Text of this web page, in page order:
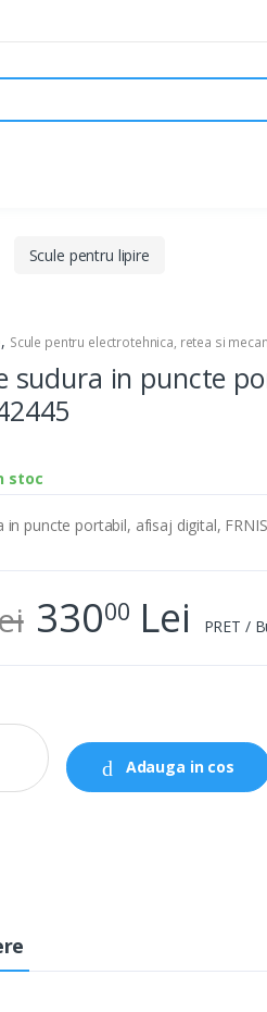
Scule pentru lipire
, Scule pentru electrotehnica, retea si
sudura in puncte
stoc
in puncte portabil, afisaj digital,
33000 Lei PRET /
Adauga in cos